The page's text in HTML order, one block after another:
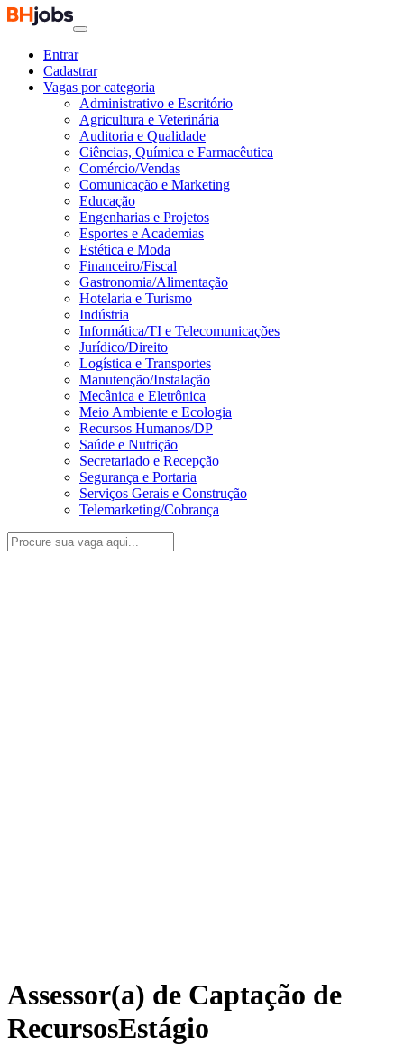
Entrar
Cadastrar
Vagas por categoria
Administrativo e Escritório
Agricultura e Veterinária
Auditoria e Qualidade
Ciências, Química e Farmacêutica
Comércio/Vendas
Comunicação e Marketing
Educação
Engenharias e Projetos
Esportes e Academias
Estética e Moda
Financeiro/Fiscal
Gastronomia/Alimentação
Hotelaria e Turismo
Indústria
Informática/TI e Telecomunicações
Jurídico/Direito
Logística e Transportes
Manutenção/Instalação
Mecânica e Eletrônica
Meio Ambiente e Ecologia
Recursos Humanos/DP
Saúde e Nutrição
Secretariado e Recepção
Segurança e Portaria
Serviços Gerais e Construção
Telemarketing/Cobrança
Assessor(a) de Captação de
RecursosEstágio